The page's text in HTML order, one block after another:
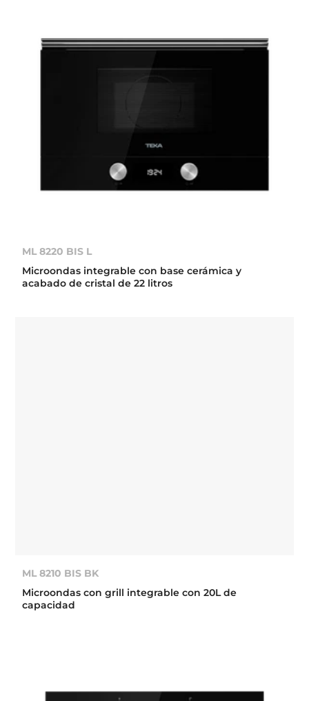
ML 8220 BIS L
Microondas integrable con base cerámica y
acabado de cristal de 22 litros
ML 8210 BIS BK
Microondas con grill integrable con 20L de
capacidad